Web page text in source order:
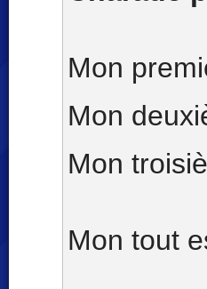
Mon
Mon
Mon
Mon tout